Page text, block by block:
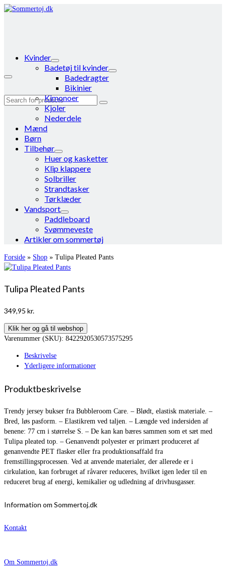
Search
Kvinder
Badetøj til kvinder
Badedragter
Bikinier
Kimonoer
Kjoler
Nederdele
Mænd
Børn
Tilbehør
Huer og kasketter
Klip klappere
Solbriller
Strandtasker
Tørklæder
Vandsport
Paddleboard
Svømmeveste
Artikler om sommertøj
Forside » Shop » Tulipa Pleated Pants
Tulipa Pleated Pants
349,95 kr.
Klik her og gå til webshop
Varenummer (SKU): 8422920530573575295
Beskrivelse
Yderligere informationer
Produktbeskrivelse
Trendy jersey bukser fra Bubbleroom Care. – Blødt, elastisk materiale. –
Bred, løs pasform. – Elastikrem ved taljen. – Længde ved indersiden af
benene: 77 cm i størrelse S. – De kan kan bæres sammen som et sæt med
Tulipa pleated top. – Genanvendt polyester er primært produceret af
genanvendte PET flasker eller fra produktionsaffald fra
fremstillingsprocessen. Ved at anvende materialer, der allerede er i
cirkulation, kan forbruget af råvarer reduceres, hvilket igen leder til en
reduceret brug af energi, kemikalier og udledning af drivhusgasser.
Information om Sommertoj.dk
Kontakt
Om Sommertoj.dk